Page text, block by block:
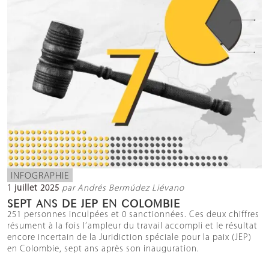
INFOGRAPHIE
1 juillet 2025 par Andrés Bermúdez Liévano
SEPT ANS DE JEP EN COLOMBIE
251 personnes inculpées et 0 sanctionnées. Ces deux chiffres
résument à la fois l’ampleur du travail accompli et le résultat
encore incertain de la Juridiction spéciale pour la paix (JEP)
en Colombie, sept ans après son inauguration.